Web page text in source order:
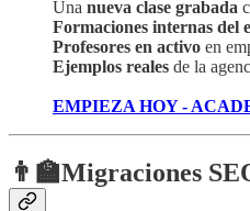
Una nueva clase grabada
Formaciones internas del
Profesores en activo en
Ejemplos reales de la
EMPIEZA HOY -
👨‍🏫Migraciones